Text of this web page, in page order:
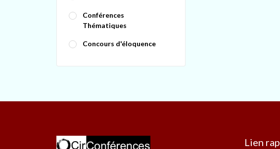
Conférences
Thématiques
Concours d'éloquence
Lien